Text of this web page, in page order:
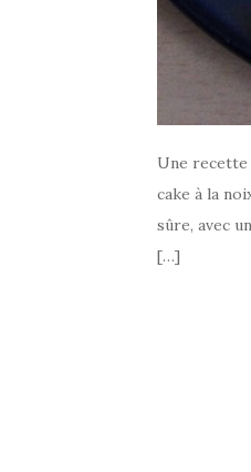
Une recette
cake à la
sûre, avec
[…]